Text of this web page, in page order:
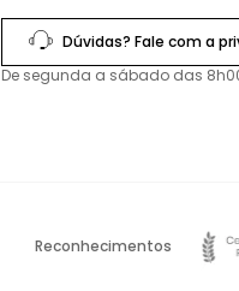
Dúvidas? Fale com a
De segunda a sábado das
Reconhecimentos